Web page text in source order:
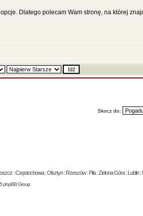
Dlatego polecam Wam stronę, na której
Skocz do:
: Częstochowa : Olsztyn : Rzeszów : Piła : Zielona Góra : Lublin :
phpBB Group